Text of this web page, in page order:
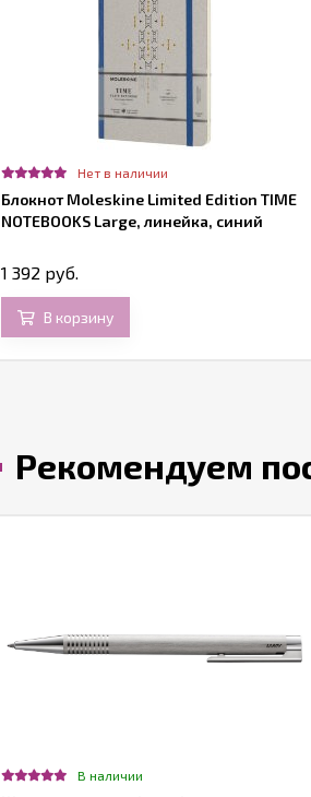
Нет в наличии
Блокнот Moleskine Limited Edition TIME
NOTEBOOKS Large, линейка, синий
1 392 руб.
В корзину
Рекомендуем
В наличии